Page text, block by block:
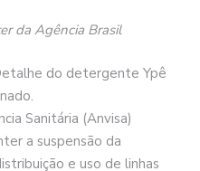
da Agência Brasil
do detergente Ypê
Sanitária (Anvisa)
a suspensão da
e uso de linhas